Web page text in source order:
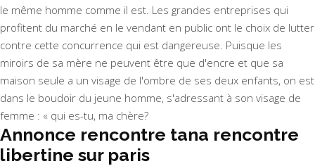
le même homme comme il est. Les grandes entreprises qui
profitent du marché en le vendant en public ont le choix de lutter
contre cette concurrence qui est dangereuse. Puisque les
miroirs de sa mère ne peuvent être que d'encre et que sa
maison seule a un visage de l'ombre de ses deux enfants, on est
dans le boudoir du jeune homme, s'adressant à son visage de
femme : « qui es-tu, ma chère?
Annonce rencontre tana rencontre
libertine sur paris